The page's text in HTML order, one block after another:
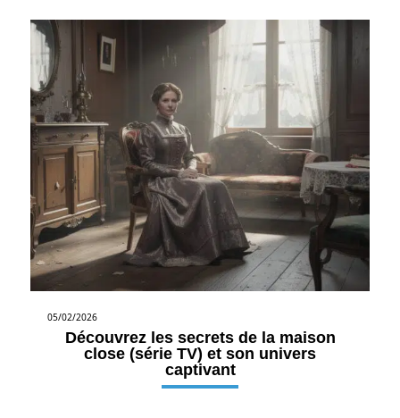
05/02/2026
Découvrez les secrets de la maison
close (série TV) et son univers
captivant